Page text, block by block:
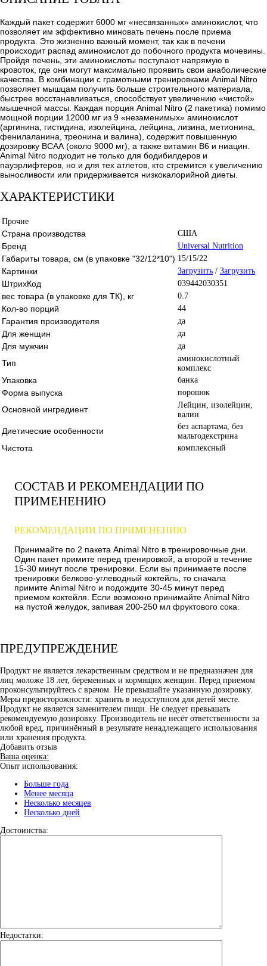
Каждый пакет содержит 6000 мг «несвязанных» аминокислот, что
позволяет им эффективно миновать печень после приема
продукта. Это жизненно важный момент, так как в печени
происходит распад аминокислот до побочного продукта мочевины.
Пройдя печень, эти аминокислоты поступают напрямую в
кровоток, где они могут максимально проявить свои анаболические
качества. В комбинации с грамотными тренировками Animal Nitro
позволяет мышцам получить больше строительного материала,
быстрее восстанавливаться, способствует увеличению «чистой»
мышечной массы. Каждая порция Animal Nitro (2 пакетика) помимо
мощной порции 12000 мг из 9 «незаменимых» аминокислот
(аргинина, гистидина, изолейцина, лейцина, лизина, метионина,
фенилаланина, треонина и валина), содержит повышенную
дозировку ВСАА (около 9000 мг), а также витамин В6 и ниацин.
Animal Nitro подходит не только для бодибилдеров и
пауэрлифтеров, но и для тех атлетов, кто стремится к увеличению
выносливости или придерживается низкокалорийной диеты.
ХАРАКТЕРИСТИКИ
Прочие
Страна производства США
Бренд Universal Nutrition
Габариты товара, см (в упаковке "32/12*10") 15/15/22
Картинки Загрузить / Загрузить
ШтрихКод 039442030351
вес товара (в упаковке для ТК), кг 0.7
Кол-во порций 44
Гарантия производителя да
Для женщин да
Для мужчин да
Тип
аминокислотный
комплекс
Упаковка банка
Форма выпуска порошок
Основной ингредиент
Лейцин, изолейцин,
валин
Диетические особенности
без аспартама, без
мальтодекстрина
Чистота комплексный
СОСТАВ И РЕКОМЕНДАЦИИ ПО
ПРИМЕНЕНИЮ
РЕКОМЕНДАЦИИ ПО ПРИМЕНЕНИЮ
Принимайте по 2 пакета Animal Nitro в тренировочные дни.
Один пакет примите перед тренировкой, а второй в течение
15-30 минут после тренировки. Если вы принимаете после
тренировки белково-углеводный коктейль, то сначала
примите Animal Nitro и подождите 30-45 минут перед
приемом коктейля. Если возможно принимайте Animal Nitro
на пустой желудок, запивая 200-250 мл фруктового сока.
ПРЕДУПРЕЖДЕНИЕ
Продукт не является лекарственным средством и не предназначен для
лиц моложе 18 лет, беременных и кормящих женщин. Перед приемом
проконсультируйтесь с врачом. Не превышайте указанную дозировку.
Меры предосторожности: хранить в недоступном для детей месте.
Продукт не является заменителем пищи. Не следует превышать
рекомендуемую дозировку. Производитель не несёт ответственности за
любой вред, причинённый в результате ненадлежащего использования
или хранения продукта.
Добавить отзыв
Ваша оценка:
Опыт использования:
Больше года
Менее месяца
Несколько месяцев
Несколько дней
Достоинства:
Недостатки: